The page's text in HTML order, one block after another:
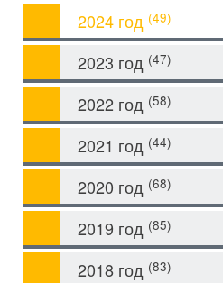
2024 год (49)
2023 год (47)
2022 год (58)
2021 год (44)
2020 год (68)
2019 год (85)
2018 год (83)